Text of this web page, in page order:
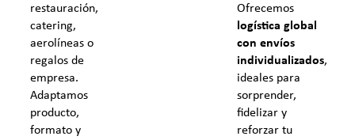
restauración,
catering,
aerolíneas o
regalos de
empresa.
Adaptamos
producto,
formato y
Ofrecemos
logística global
con envíos
individualizados,
ideales para
sorprender,
fidelizar y
reforzar tu